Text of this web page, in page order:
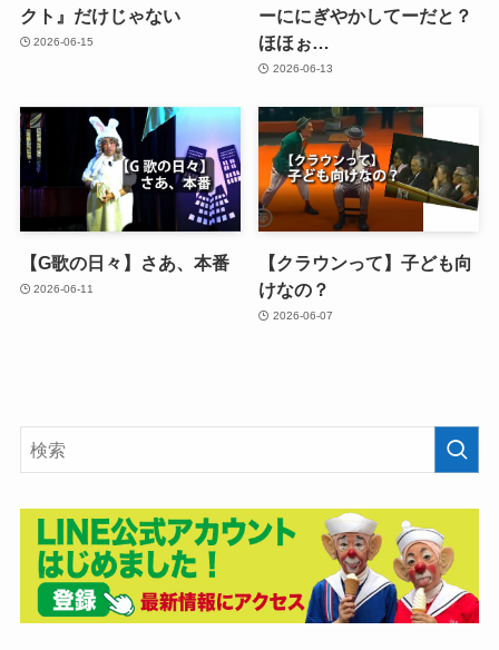
クト』だけじゃない
2026-06-15
ーににぎやかしてーだと？
ほほぉ…
2026-06-13
【G歌の日々】さあ、本番
2026-06-11
【クラウンって】子ども向
けなの？
2026-06-07